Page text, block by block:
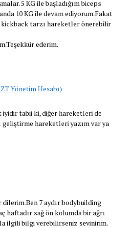
5 KG ile başladığım biceps
10 KG ile devam ediyorum.Fakat
tarzı hareketler önerebilir
ederim.
Yönetim Hesabı)
tabii ki, diğer hareketleri de
geliştirme hareketleri yazım var ya
dilerim.Ben 7 aydır bodybuilding
haftadır sağ ön kolumda bir ağrı
ilgili bilgi verebilirseniz sevinirim.